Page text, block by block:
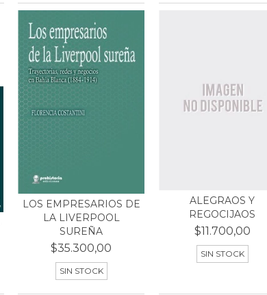
LOS EMPRESARIOS DE
LA LIVERPOOL
SUREÑA
$35.300,00
SIN STOCK
ALEGRAOS Y
REGOCIJAOS
$11.700,00
SIN STOCK